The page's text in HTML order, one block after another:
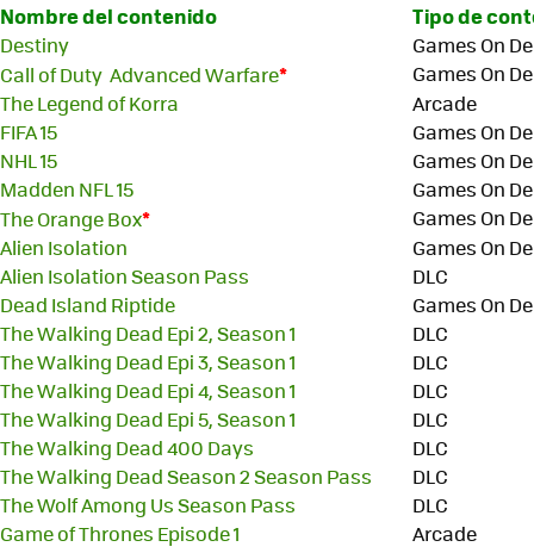
Nombre del contenido Tipo de
Destiny
Games On
Call of Duty Advanced Warfare*
Games On
The Legend of Korra
Arcade
FIFA 15
Games On
NHL 15
Games On
Madden NFL 15
Games On
The Orange Box*
Games On
Alien Isolation
Games On
Alien Isolation Season Pass
DLC
Dead Island Riptide
Games On
The Walking Dead Epi 2, Season 1
DLC
The Walking Dead Epi 3, Season 1
DLC
The Walking Dead Epi 4, Season 1
DLC
The Walking Dead Epi 5, Season 1
DLC
The Walking Dead 400 Days
DLC
The Walking Dead Season 2 Season Pass
DLC
The Wolf Among Us Season Pass
DLC
Game of Thrones Episode 1
Arcade